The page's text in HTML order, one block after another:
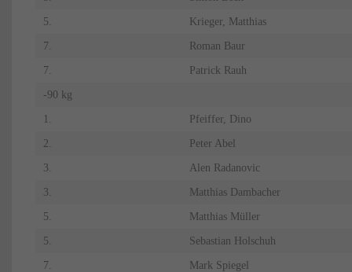
5. Krieger, Matthias
7. Roman Baur
7. Patrick Rauh
-90 kg
1. Pfeiffer, Dino
2. Peter Abel
3. Alen Radanovic
3. Matthias Dambacher
5. Matthias Müller
5. Sebastian Holschuh
7. Mark Spiegel